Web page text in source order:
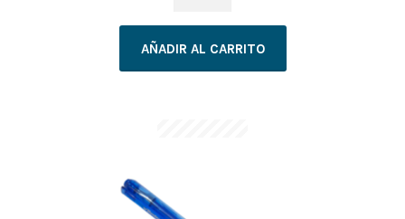
FINO
ROJO
cantidad
AÑADIR AL CARRITO